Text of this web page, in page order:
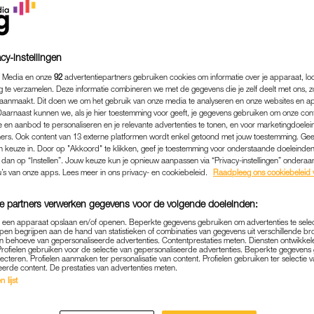
EN WILLEMIJN
(G)EEN PRIK: 'WE
GOEDE INTENTIES'
27-11-2021 | ELLEN HENSBERGEN
doe je als je partner, zus of zoon een heel
instellingen
Media en onze 92 advertentiepartners gebruiken cookies om informatie over je apparaat,
te verzamelen. Deze informatie combineren we met de gegevens die je zelf deelt met ons,
Dit doen we om het gebruik van onze media te analyseren en onze websites en
kunnen we, als je hier toestemming voor geeft, je gegevens gebruiken om onze
en aanbod te personaliseren en je relevante advertenties te tonen, en voor
Ook content van 13 externe platformen wordt enkel getoond met jouw toestemming.
keuze in. Door op "Akkoord" te klikken, geef je toestemming voor onderstaande
op “Instellen”. Jouw keuze kun je opnieuw aanpassen via “Privacy-instellingen”
van onze apps. Lees meer in ons privacy- en cookiebeleid.
Raadpleeg ons cookiebeleid
partners verwerken gegevens voor de volgende doeleinden:
een apparaat opslaan en/of openen. Beperkte gegevens gebruiken om advertenties te
begrijpen aan de hand van statistieken of combinaties van gegevens uit verschillende
behoeve van gepersonaliseerde advertenties. Contentprestaties meten. Diensten
gebruiken voor de selectie van gepersonaliseerde advertenties. Beperkte
Profielen aanmaken ter personalisatie van content. Profielen gebruiken ter selectie
content. De prestaties van advertenties meten.
lijst